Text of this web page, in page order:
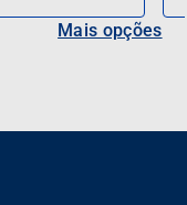
Mais opções